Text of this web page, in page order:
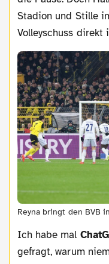
Stadion und Stille
Volleyschuss direkt
Reyna bringt den BVB
Ich habe mal
gefragt, warum